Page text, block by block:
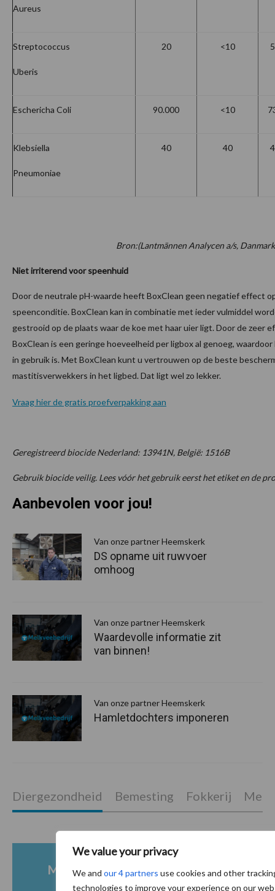
We value your privacy
We and our 4 partners use cookies and other
technologies to improve your experience on our
Aureus
Streptococcus
Uberis
20 <10
Eschericha Coli 90.000 <10
Klebsiella
Pneumoniae
40 40
Bron:(Lantmännen Analycen a/s,
Niet irriterend voor speenhuid
Door de neutrale pH-waarde heeft BoxClean geen negatief effect
speenconditie. BoxClean kan in combinatie met ieder vulmiddel
gestrooid op de plaats waar de koe met haar uier ligt. Door de zeer
BoxClean is een geringe hoeveelheid per ligbox al genoeg,
in gebruik is. Met BoxClean kunt u vertrouwen op de beste
mastitisverwekkers in het ligbed. Dat ligt wel zo lekker.
Vraag hier de gratis proefverpakking aan
Geregistreerd biocide Nederland: 13941N, België: 1516B
Gebruik biocide veilig. Lees vóór het gebruik eerst het etiket en de
Aanbevolen voor jou!
Van onze partner Heemskerk
DS opname uit ruwvoer
omhoog
Van onze partner Heemskerk
Waardevolle informatie zit
van binnen!
Van onze partner Heemskerk
Hamletdochters imponeren
Diergezondheid Bemesting Fokkerij
Mastitis Hittestress